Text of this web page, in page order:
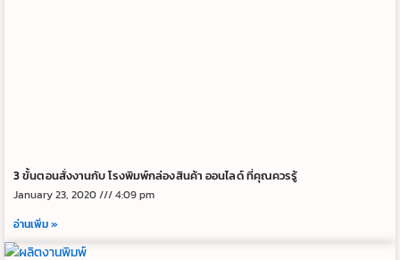
3 ขั้นตอนสั่งงานกับ โรงพิมพ์กล่องสินค้า ออนไลด์ ที่คุณควรรู้
January 23, 2020
4:09 pm
อ่านเพิ่ม »